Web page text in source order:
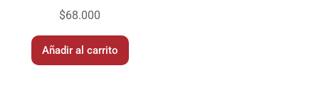
$68.000
Añadir al carrito